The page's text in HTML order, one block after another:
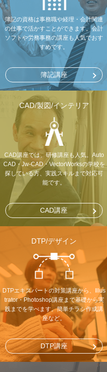
簿記の資格は事務職や経理・会計関連
の仕事で活かすことができます。会計
ソフトや労務事務の講座も人気でおす
すめです。
簿記講座
CAD/製図/インテリア
CAD講座では、研修講座も人気。Auto
CAD・Jw-CAD・VectorWorksの学校を
探している方、実践スキルまで対応可
能です。
CAD講座
DTP/デザイン
DTPエキスパートの対策講座から、Illus
trator・Photoshop講座まで基礎から実
践までを学べます。簡単チラシ作成講
座など。
DTP講座